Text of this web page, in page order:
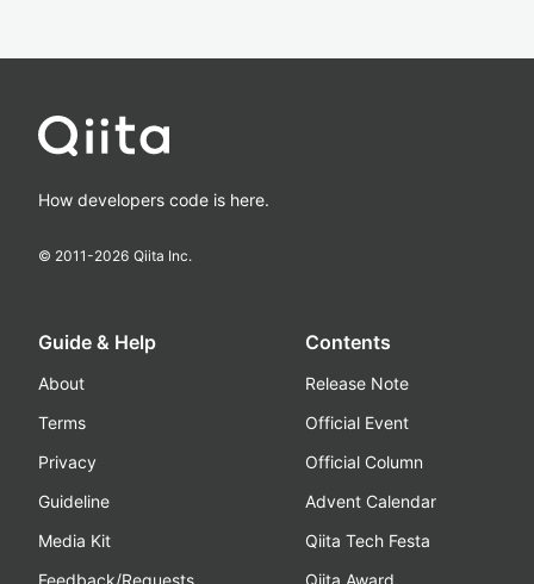
How developers code is here.
© 2011-2026 Qiita Inc.
Guide & Help
About
Terms
Privacy
Guideline
Media Kit
Feedback/Requests
Contents
Release Note
Official Event
Official Column
Advent Calendar
Qiita Tech Festa
Qiita Award